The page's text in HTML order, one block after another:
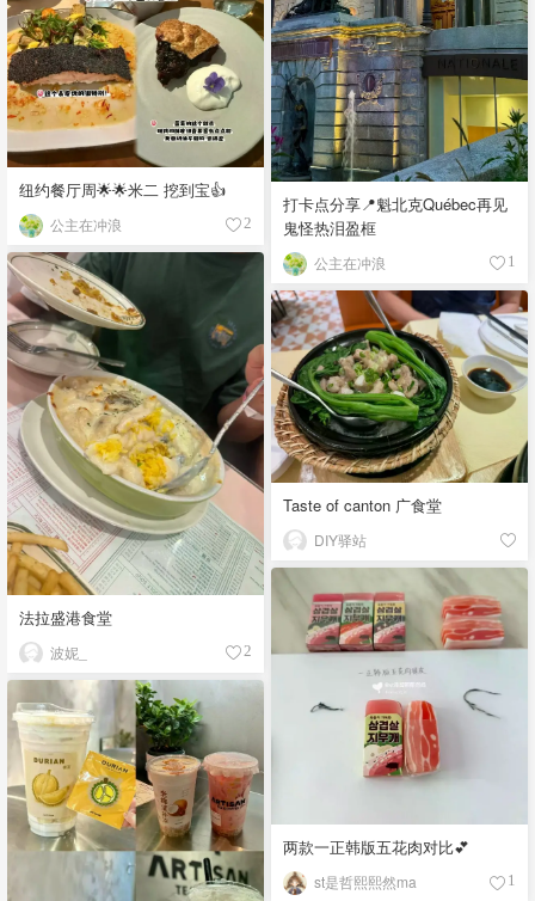
纽约餐厅周🌟🌟米二 挖到宝👍
公主在冲浪 2
打卡点分享📍魁北克Québec再见
鬼怪热泪盈框
公主在冲浪 1
法拉盛港食堂
波妮_ 2
Taste of canton 广食堂
DIY驿站
两款一正韩版五花肉对比💕
st是哲熙熙然ma 1